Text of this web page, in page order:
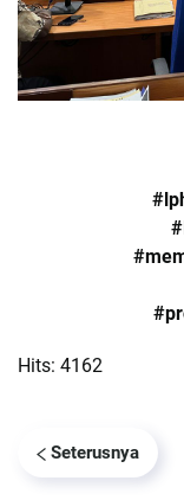
Hits: 4162
Seterusnya